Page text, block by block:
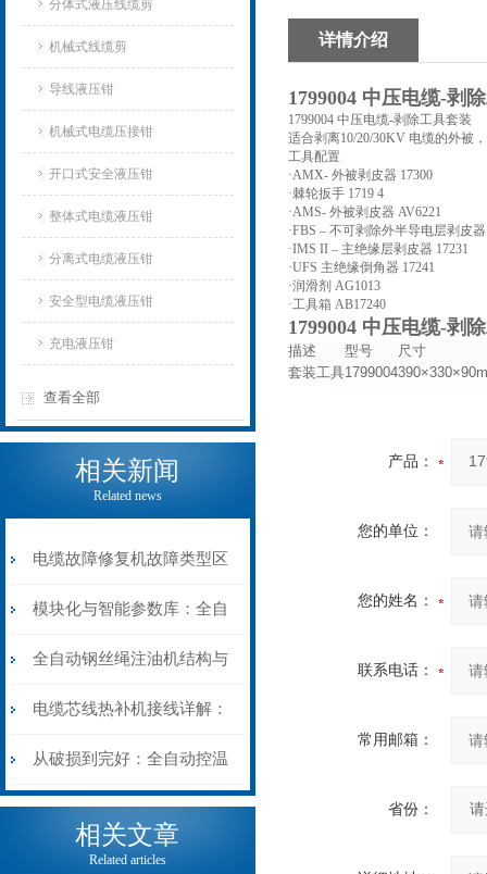
分体式液压线缆剪
机械式线缆剪
导线液压钳
机械式电缆压接钳
开口式安全液压钳
整体式电缆液压钳
分离式电缆液压钳
安全型电缆液压钳
充电液压钳
查看全部
相关新闻
Related news
电缆故障修复机故障类型区
分指南：从“绝缘电
阻”到“波形特征”的精准诊
断逻辑
模块化与智能参数库：全自
动电缆修复机的快速换型逻
辑
全自动钢丝绳注油机结构与
工作原理：揭秘高效润滑的
机械密码
电缆芯线热补机接线详解：
从入门到精通
从破损到完好：全自动控温
电缆热补机的核心价值
相关文章
Related articles
详情介绍
1799004 中压电缆-剥
1799004 中压电缆-剥除工具套装
适合剥离10/20/30KV 电缆的外被
工具配置
·AMX- 外被剥皮器 17300
·棘轮扳手 1719 4
·AMS- 外被剥皮器 AV6221
·FBS – 不可剥除外半导电层剥皮器
·IMS II – 主绝缘层剥皮器 17231
·UFS 主绝缘倒角器 17241
·润滑剂 AG1013
·工具箱 AB17240
1799004 中压电缆-剥
描述 型号
尺寸
套装工具1799004
产品：
您的单位：
您的姓名：
联系电话：
常用邮箱：
省份：